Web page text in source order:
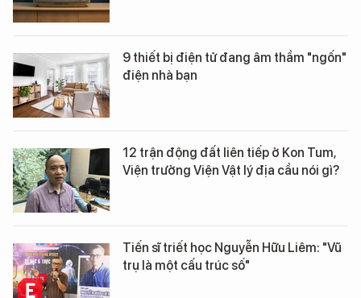
9 thiết bị điện tử đang âm thầm "ngốn"
điện nhà bạn
12 trận động đất liên tiếp ở Kon Tum,
Viện trưởng Viện Vật lý địa cầu nói gì?
Tiến sĩ triết học Nguyễn Hữu Liêm: "Vũ
trụ là một cấu trúc số"